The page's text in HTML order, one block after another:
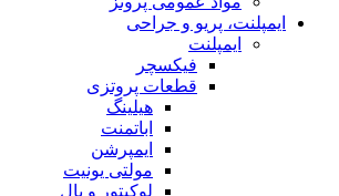
ایمپلنت، پریو و جراحی
ایمپلنت
فیکسچر
قطعات پروتزی
هیلینگ
اباتمنت
ایمپرشن
مولتی یونیت
لوکیتور و بال